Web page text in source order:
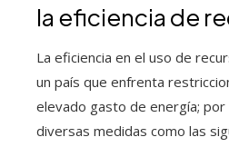
la eficiencia de
La eficiencia en el uso de
un país que enfrenta
elevado gasto de energía; por
diversas medidas como las